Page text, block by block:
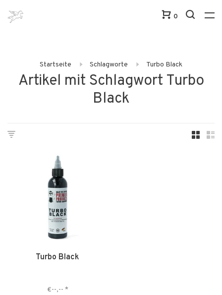
0
Startseite Schlagworte Turbo Black
Artikel mit Schlagwort Turbo
Black
Turbo Black
€--,-- *